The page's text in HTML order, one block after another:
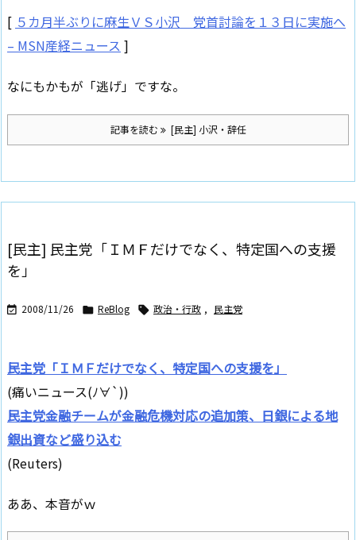
[ ５カ月半ぶりに麻生ＶＳ小沢 党首討論を１３日に実施へ
– MSN産経ニュース ]
なにもかもが「逃げ」ですな。
記事を読む [民主] 小沢・辞任
[民主] 民主党「ＩＭＦだけでなく、特定国への支援
を」
 2008/11/26  ReBlog  政治・行政 , 民主党
民主党「ＩＭＦだけでなく、特定国への支援を」
(痛いニュース(ﾉ∀`))
民主党金融チームが金融危機対応の追加策、日銀による地
銀出資など盛り込む
(Reuters)
ああ、本音がｗ